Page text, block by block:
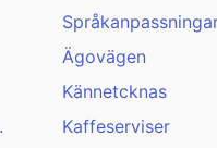
Ägovägen
Kännetcknas
Kaffeserviser